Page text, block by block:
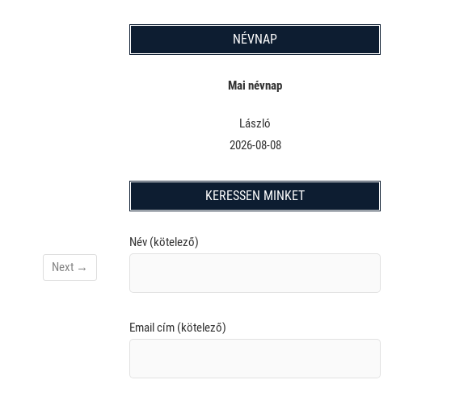
Next →
NÉVNAP
Mai névnap
László
2026-08-08
KERESSEN MINKET
Név (kötelező)
Email cím (kötelező)